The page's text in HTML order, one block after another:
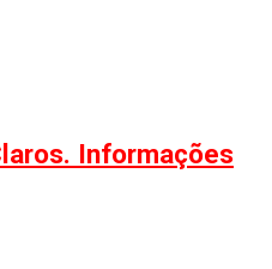
Informações